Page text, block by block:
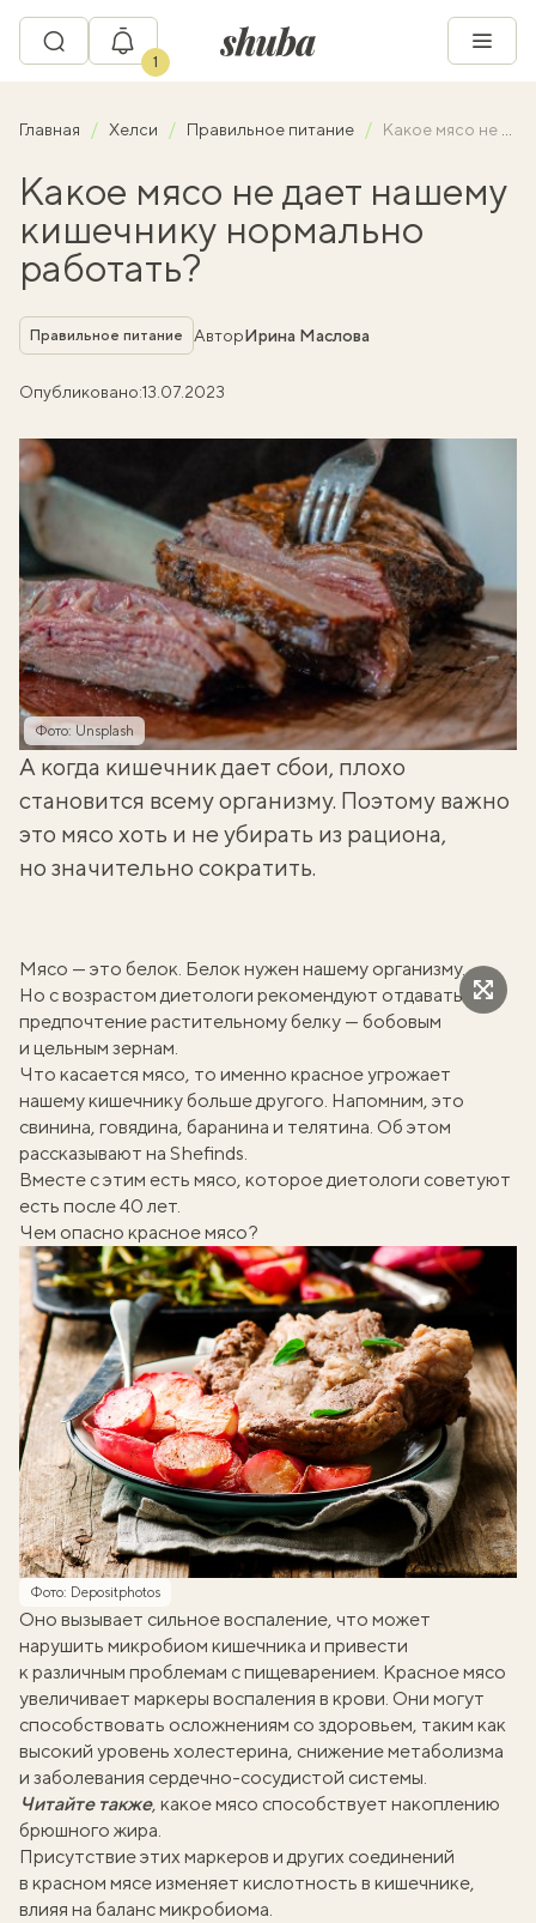
1
Главная Хелси Правильное питание Какое мясо не дает нашему кишечнику нормально работать?
Какое мясо не дает нашему
кишечнику нормально
работать?
Рубрика
Правильное питание АвторИрина Маслова
Опубликовано:13.07.2023
Фото: Unsplash
А когда кишечник дает сбои, плохо
становится всему организму. Поэтому важно
это мясо хоть и не убирать из рациона,
но значительно сократить.
Мясо — это белок. Белок нужен нашему организму.
Но с возрастом диетологи рекомендуют отдавать
предпочтение растительному белку — бобовым
и цельным зернам.
Что касается мясо, то именно красное угрожает
нашему кишечнику больше другого. Напомним, это
свинина, говядина, баранина и телятина. Об этом
рассказывают на Shefinds.
Вместе с этим есть мясо, которое диетологи советуют
есть после 40 лет.
Чем опасно красное мясо?
Фото: Depositphotos
Оно вызывает сильное воспаление, что может
нарушить микробиом кишечника и привести
к различным проблемам с пищеварением. Красное мясо
увеличивает маркеры воспаления в крови. Они могут
способствовать осложнениям со здоровьем, таким как
высокий уровень холестерина, снижение метаболизма
и заболевания сердечно-сосудистой системы.
Читайте также, какое мясо способствует накоплению
брюшного жира.
Присутствие этих маркеров и других соединений
в красном мясе изменяет кислотность в кишечнике,
влияя на баланс микробиома.